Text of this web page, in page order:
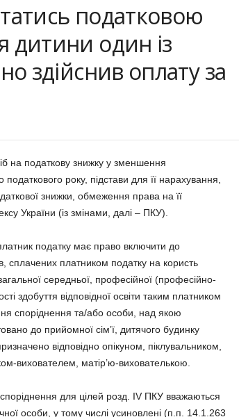
податковою
дитини один із
здійснив оплату за
на податкову знижку у зменшення
року, підстави для її нарахування,
знижки, обмеження права на її
України (із змінами, далі – ПКУ).
податку має право включити до
сплачених платником податку на користь
середньої, професійної (професійно-
здобуття відповідної освіти таким платником
споріднення та/або особи, над якою
до прийомної сім’ї, дитячого будинку
відповідно опікуном, піклувальником,
вихователем, матір’ю-вихователькою.
для цілей розд. IV ПКУ вважаються
особи, у тому числі усиновлені (п.п. 14.1.263